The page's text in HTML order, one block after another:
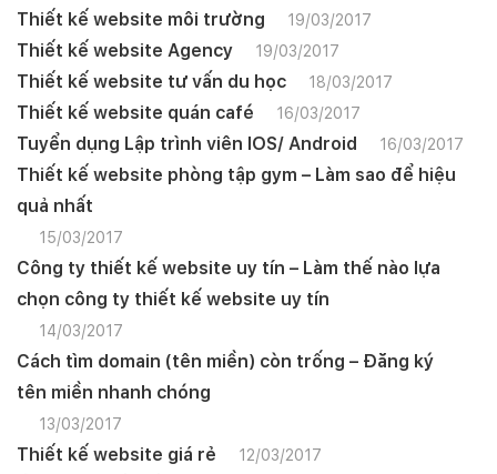
Thiết kế website môi trường 19/03/2017
Thiết kế website Agency 19/03/2017
Thiết kế website tư vấn du học 18/03/2017
Thiết kế website quán café 16/03/2017
Tuyển dụng Lập trình viên IOS/ Android 16/03/2017
Thiết kế website phòng tập gym – Làm sao để hiệu
quả nhất
15/03/2017
Công ty thiết kế website uy tín – Làm thế nào lựa
chọn công ty thiết kế website uy tín
14/03/2017
Cách tìm domain (tên miền) còn trống – Đăng ký
tên miền nhanh chóng
13/03/2017
Thiết kế website giá rẻ 12/03/2017